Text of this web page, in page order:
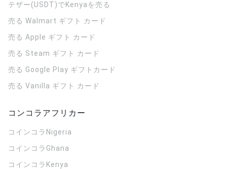
テザー(USDT)でKenyaを売る
売る Walmart ギフト カード
売る Apple ギフト カード
売る Steam ギフト カード
売る Google Play ギフトカード
売る Vanilla ギフト カード
コンコラアフリカー
コインコラ Nigeria
コインコラ Ghana
コインコラ Kenya